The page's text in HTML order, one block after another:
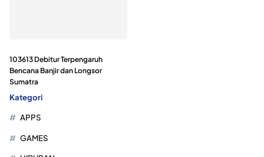
103613 Debitur Terpengaruh
Bencana Banjir dan Longsor
Sumatra
Kategori
APPS
GAMES